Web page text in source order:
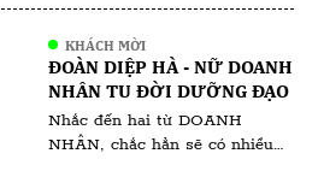
mà cô đã gặt hái ngay từ khi
còn ngồi trên ghế giảng đường.
Với vai trò là gương mặt đại
diện cho […]
KHÁCH MỜI
ĐOÀN DIỆP HÀ - NỮ DOANH
NHÂN TU ĐỜI DƯỠNG ĐẠO
Nhắc đến hai từ DOANH
NHÂN, chắc hẳn sẽ có nhiều